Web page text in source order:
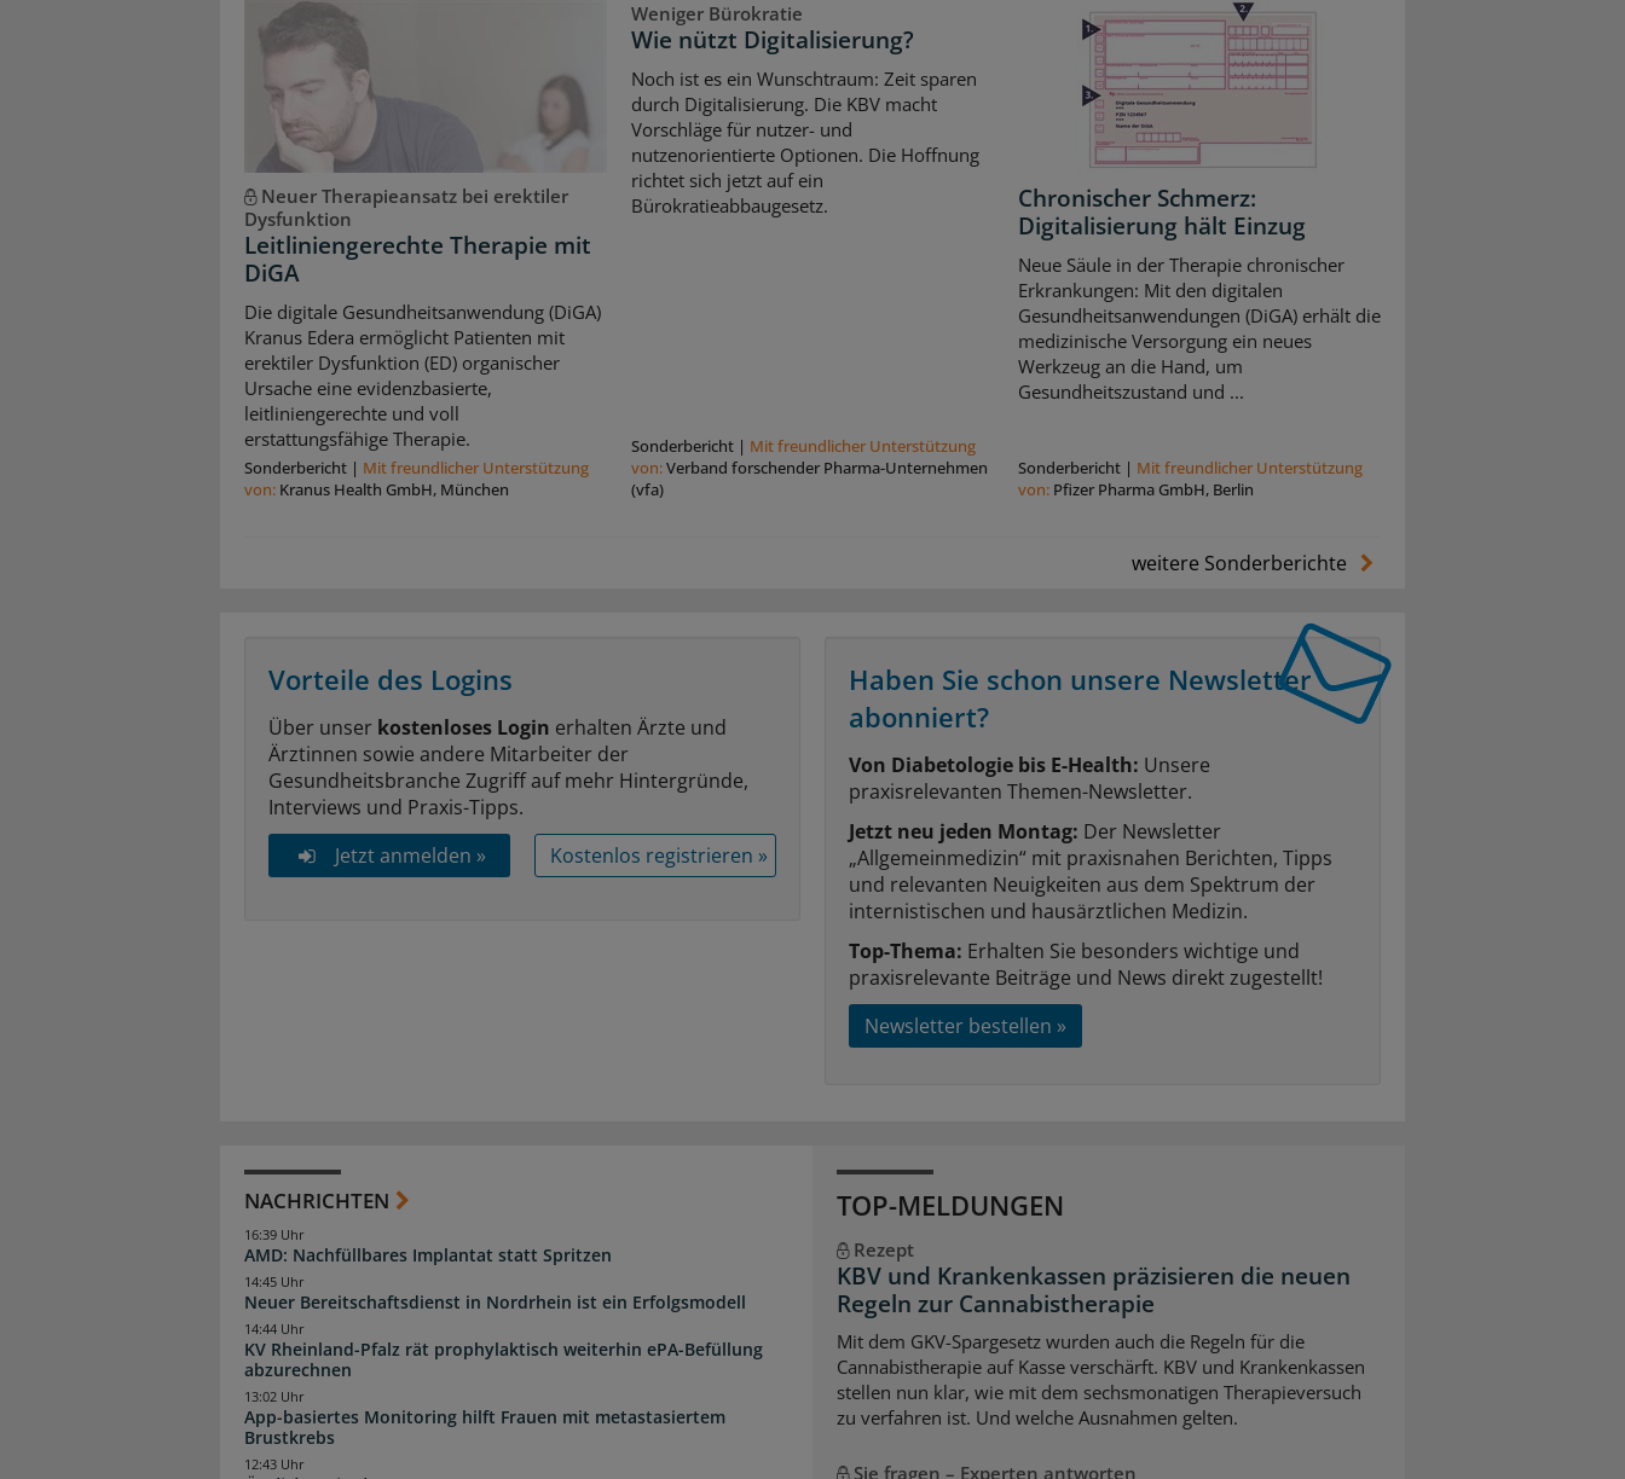
Neuer Therapieansatz bei erektiler
Dysfunktion
Leitliniengerechte Therapie mit
DiGA
Die digitale Gesundheitsanwendung (DiGA)
Kranus Edera ermöglicht Patienten mit
erektiler Dysfunktion (ED) organischer
Ursache eine evidenzbasierte,
leitliniengerechte und voll
erstattungsfähige Therapie.
Sonderbericht | Mit freundlicher Unterstützung
von: Kranus Health GmbH, München
Weniger Bürokratie
Wie nützt Digitalisierung?
Noch ist es ein Wunschtraum: Zeit sparen
durch Digitalisierung. Die KBV macht
Vorschläge für nutzer- und
nutzenorientierte Optionen. Die Hoffnung
richtet sich jetzt auf ein
Bürokratieabbaugesetz.
Sonderbericht| Mit freundlicher Unterstützung
von:Verband forschender Pharma-Unternehmen
(vfa)
Chronischer Schmerz:
Digitalisierung hält Einzug
Neue Säule in der Therapie chronischer
Erkrankungen: Mit den digitalen
Gesundheitsanwendungen (DiGA) erhält die
medizinische Versorgung ein neues
Werkzeug an die Hand, um
Gesundheitszustand und ...
Sonderbericht| Mit freundlicher Unterstützung
von: Pfizer Pharma GmbH, Berlin
weitere Sonderberichte
Vorteile des Logins
Über unser kostenloses Login erhalten Ärzte und
Ärztinnen sowie andere Mitarbeiter der
Gesundheitsbranche Zugriff auf mehr Hintergründe,
Interviews und Praxis-Tipps.
Jetzt anmelden »
Kostenlos registrieren »
Haben Sie schon unsere Newsletter
abonniert?
Von Diabetologie bis E-Health: Unsere
praxisrelevanten Themen-Newsletter.
Jetzt neu jeden Montag: Der Newsletter
„Allgemeinmedizin“ mit praxisnahen Berichten, Tipps
und relevanten Neuigkeiten aus dem Spektrum der
internistischen und hausärztlichen Medizin.
Top-Thema: Erhalten Sie besonders wichtige und
praxisrelevante Beiträge und News direkt zugestellt!
Newsletter bestellen »
NACHRICHTEN
AMD: Nachfüllbares Implantat statt Spritzen
16:39 Uhr
Neuer Bereitschaftsdienst in Nordrhein ist ein Erfolgsmodell
14:45 Uhr
KV Rheinland-Pfalz rät prophylaktisch weiterhin ePA-Befüllung
abzurechnen
14:44 Uhr
App-basiertes Monitoring hilft Frauen mit metastasiertem
Brustkrebs
13:02 Uhr
12:43 Uhr
TOP-MELDUNGEN
Rezept
KBV und Krankenkassen präzisieren die neuen
Regeln zur Cannabistherapie
Mit dem GKV-Spargesetz wurden auch die Regeln für die
Cannabistherapie auf Kasse verschärft. KBV und Krankenkassen
stellen nun klar, wie mit dem sechsmonatigen Therapieversuch
zu verfahren ist. Und welche Ausnahmen gelten.
Sie fragen – Experten antworten